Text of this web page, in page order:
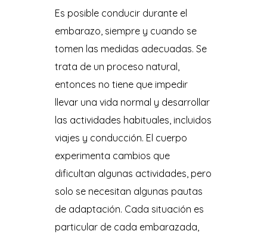
Es posible conducir durante el
embarazo, siempre y cuando se
tomen las medidas adecuadas. Se
trata de un proceso natural,
entonces no tiene que impedir
llevar una vida normal y desarrollar
las actividades habituales, incluidos
viajes y conducción. El cuerpo
experimenta cambios que
dificultan algunas actividades, pero
solo se necesitan algunas pautas
de adaptación. Cada situación es
particular de cada embarazada,